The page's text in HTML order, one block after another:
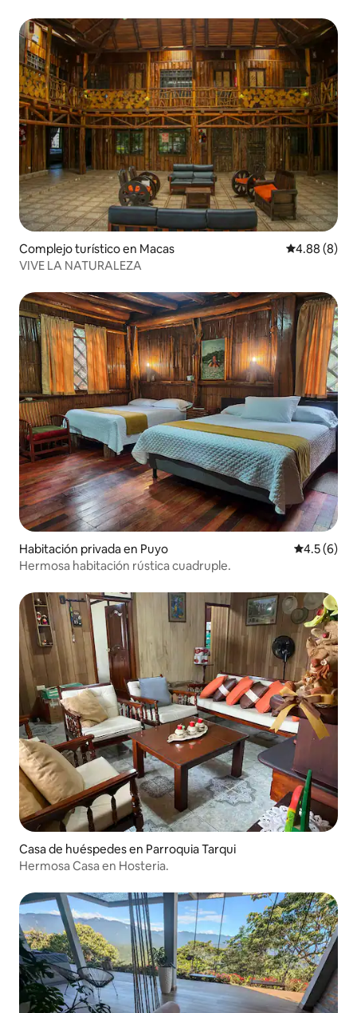
Complejo turístico en Macas Calificación
4.88 (8)
VIVE LA NATURALEZA
Habitación privada en Puyo
4.5 (6)
Hermosa habitación rústica cuadruple.
Casa de huéspedes en Parroquia Tarqui
Hermosa Casa en Hosteria.